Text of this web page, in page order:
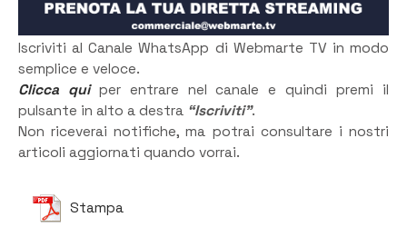
Iscriviti al Canale WhatsApp di Webmarte TV in modo
semplice e veloce.
Clicca quiper entrare nel canale e quindi premi il
pulsante in alto a destra “Iscriviti”.
Non riceverai notifiche, ma potrai consultare i nostri
articoli aggiornati quando vorrai.
Stampa